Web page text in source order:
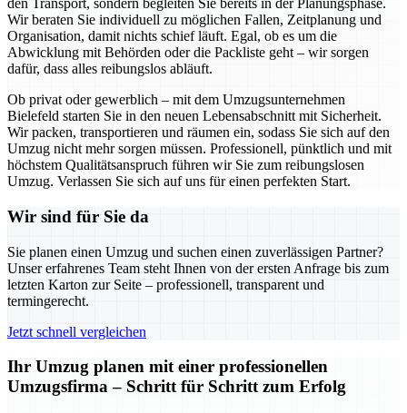
den Transport, sondern begleiten Sie bereits in der Planungsphase.
Wir beraten Sie individuell zu möglichen Fallen, Zeitplanung und
Organisation, damit nichts schief läuft. Egal, ob es um die
Abwicklung mit Behörden oder die Packliste geht – wir sorgen
dafür, dass alles reibungslos abläuft.
Ob privat oder gewerblich – mit dem Umzugsunternehmen
Bielefeld starten Sie in den neuen Lebensabschnitt mit Sicherheit.
Wir packen, transportieren und räumen ein, sodass Sie sich auf den
Umzug nicht mehr sorgen müssen. Professionell, pünktlich und mit
höchstem Qualitätsanspruch führen wir Sie zum reibungslosen
Umzug. Verlassen Sie sich auf uns für einen perfekten Start.
Wir sind für Sie da
Sie planen einen Umzug und suchen einen zuverlässigen Partner?
Unser erfahrenes Team steht Ihnen von der ersten Anfrage bis zum
letzten Karton zur Seite – professionell, transparent und
termingerecht.
Jetzt schnell vergleichen
Ihr Umzug planen mit einer professionellen
Umzugsfirma – Schritt für Schritt zum Erfolg